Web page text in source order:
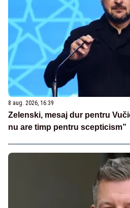
8 aug. 2026, 16:39
Zelenski, mesaj dur pentru
nu are timp pentru scepticism”